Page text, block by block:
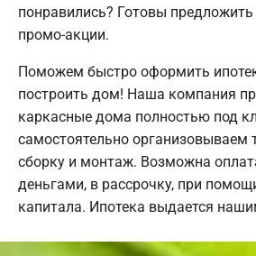
понравились? Готовы
промо-акции.
Поможем быстро оформить
построить дом! Наша компания
каркасные дома полностью под
самостоятельно организовываем
сборку и монтаж. Возможна
деньгами, в рассрочку, при
капитала. Ипотека выдается